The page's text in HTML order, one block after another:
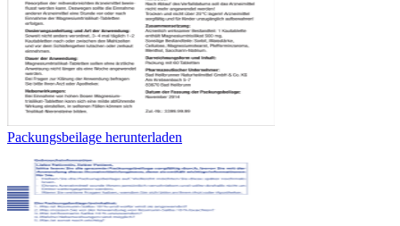
Packungsbeilage herunterladen